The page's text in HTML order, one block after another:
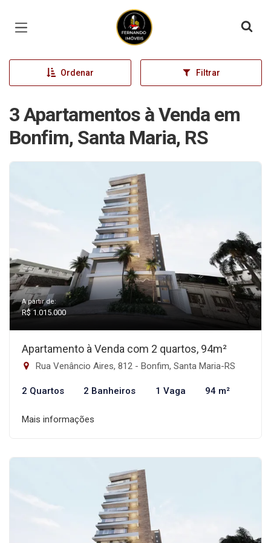
Página inicial
Ordenar Filtrar
3 Apartamentos à Venda em
Bonfim, Santa Maria, RS
A partir de:
R$ 1.015.000
Apartamento à Venda com 2 quartos, 94m²
Rua Venâncio Aires, 812 - Bonfim, Santa Maria-RS
2 Quartos 2 Banheiros 1 Vaga 94 m²
Mais informações